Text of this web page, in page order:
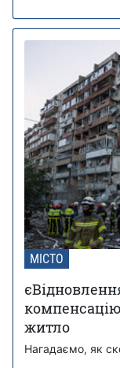
МІСТО
житло
Нагадаємо, як